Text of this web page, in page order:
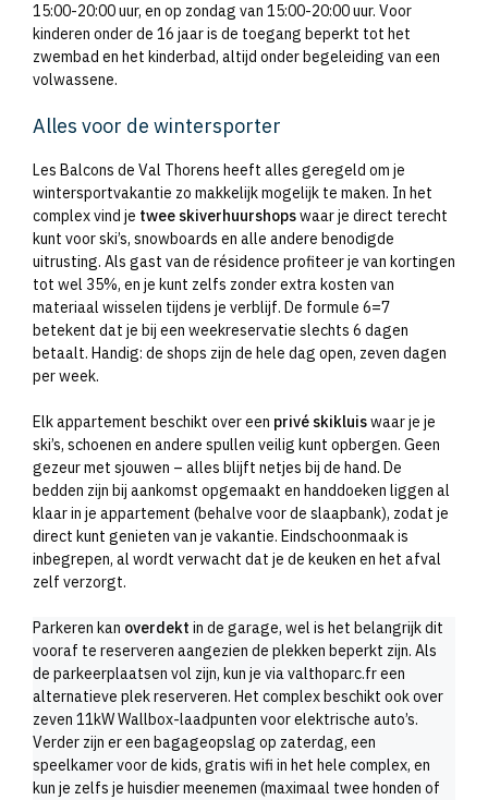
15:00-20:00 uur, en op zondag van 15:00-20:00 uur. Voor
kinderen onder de 16 jaar is de toegang beperkt tot het
zwembad en het kinderbad, altijd onder begeleiding van een
volwassene.
Alles voor de wintersporter
Les Balcons de Val Thorens heeft alles geregeld om je
wintersportvakantie zo makkelijk mogelijk te maken. In het
complex vind je twee skiverhuurshopswaar je direct terecht
kunt voor ski’s, snowboards en alle andere benodigde
uitrusting. Als gast van de résidence profiteer je van kortingen
tot wel 35%, en je kunt zelfs zonder extra kosten van
materiaal wisselen tijdens je verblijf. De formule 6=7
betekent dat je bij een weekreservatie slechts 6 dagen
betaalt. Handig: de shops zijn de hele dag open, zeven dagen
per week.
Elk appartement beschikt over een privé skikluiswaar je je
ski’s, schoenen en andere spullen veilig kunt opbergen. Geen
gezeur met sjouwen – alles blijft netjes bij de hand. De
bedden zijn bij aankomst opgemaakt en handdoeken liggen al
klaar in je appartement (behalve voor de slaapbank), zodat je
direct kunt genieten van je vakantie. Eindschoonmaak is
inbegrepen, al wordt verwacht dat je de keuken en het afval
zelf verzorgt.
Parkeren kan overdekt in de garage, wel is het belangrijk dit
vooraf te reserveren aangezien de plekken beperkt zijn. Als
de parkeerplaatsen vol zijn, kun je via valthoparc.fr een
alternatieve plek reserveren. Het complex beschikt ook over
zeven 11kW Wallbox-laadpunten voor elektrische auto’s.
Verder zijn er een bagageopslag op zaterdag, een
speelkamer voor de kids, gratis wifi in het hele complex, en
kun je zelfs je huisdier meenemen (maximaal twee honden of